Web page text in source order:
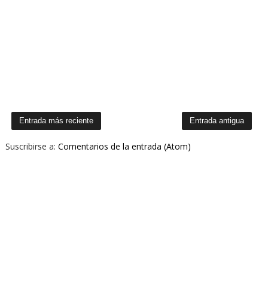
Entrada más reciente Entrada antigua
Suscribirse a: Comentarios de la entrada (Atom)